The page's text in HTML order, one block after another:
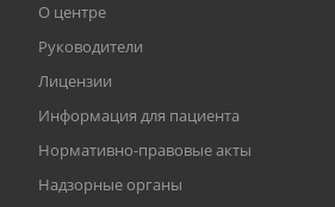
О центре
Руководители
Лицензии
Информация для пациента
Нормативно-правовые акты
Надзорные органы